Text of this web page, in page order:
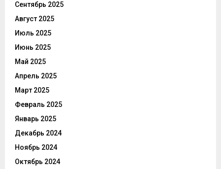
Сентябрь 2025
Август 2025
Июль 2025
Июнь 2025
Май 2025
Апрель 2025
Март 2025
Февраль 2025
Январь 2025
Декабрь 2024
Ноябрь 2024
Октябрь 2024